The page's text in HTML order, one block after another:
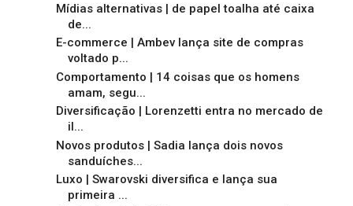
Mídias alternativas | de papel toalha até caixa
de...
E-commerce | Ambev lança site de compras
voltado p...
Comportamento | 14 coisas que os homens
amam, segu...
Diversificação | Lorenzetti entra no mercado de
il...
Novos produtos | Sadia lança dois novos
sanduíches...
Luxo | Swarovski diversifica e lança sua
primeira ...